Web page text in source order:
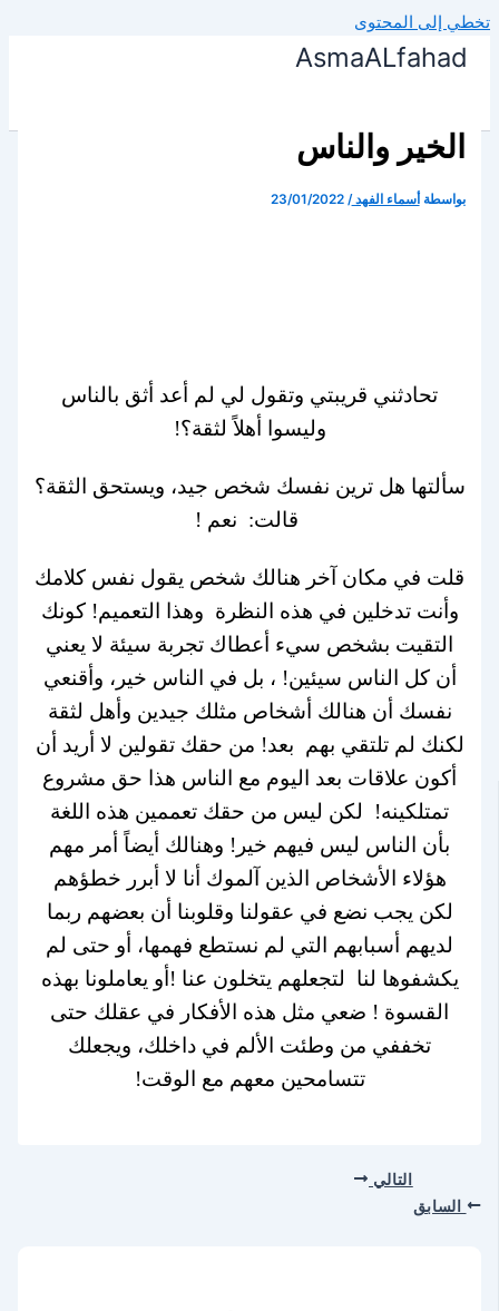
تخطي إلى المحتوى
AsmaALfahad
الخير والناس
بواسطة أسماء الفهد/
23/01/2022
تحادثني قريبتي وتقول لي لم أعد أثق بالناس
وليسوا أهلاً لثقة؟!
سألتها هل ترين نفسك شخص جيد، ويستحق الثقة؟
قالت: نعم !
قلت في مكان آخر هنالك شخص يقول نفس كلامك
وأنت تدخلين في هذه النظرة وهذا التعميم! كونك
التقيت بشخص سيء أعطاك تجربة سيئة لا يعني
أن كل الناس سيئين! ، بل في الناس خير، وأقنعي
نفسك أن هنالك أشخاص مثلك جيدين وأهل لثقة
لكنك لم تلتقي بهم بعد! من حقك تقولين لا أريد أن
أكون علاقات بعد اليوم مع الناس هذا حق مشروع
تمتلكينه! لكن ليس من حقك تعممين هذه اللغة
بأن الناس ليس فيهم خير! وهنالك أيضاً أمر مهم
هؤلاء الأشخاص الذين آلموك أنا لا أبرر خطؤهم
لكن يجب نضع في عقولنا وقلوبنا أن بعضهم ربما
لديهم أسبابهم التي لم نستطع فهمها، أو حتى لم
يكشفوها لنا لتجعلهم يتخلون عنا !أو يعاملونا بهذه
القسوة ! ضعي مثل هذه الأفكار في عقلك حتى
تخففي من وطئت الألم في داخلك، ويجعلك
تتسامحين معهم مع الوقت!
السابق
التالي